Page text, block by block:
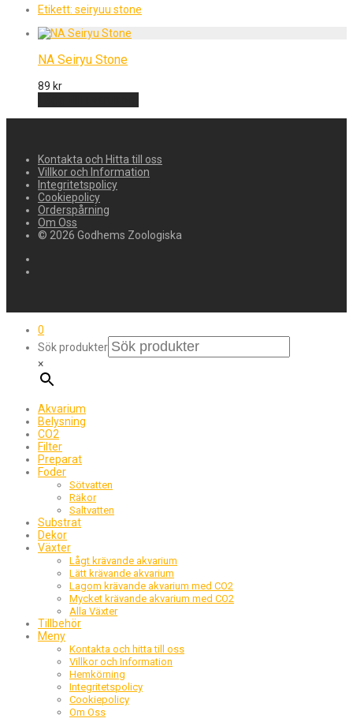
Etikett: seiryuu stone
NA Seiryu Stone
89 kr
Kontakta och Hitta till oss
Villkor och Information
Integritetspolicy
Cookiepolicy
Orderspårning
Om Oss
© 2026 Godhems Zoologiska
0
Sök produkter
×
Akvarium
Belysning
CO2
Filter
Preparat
Foder
Sötvatten
Räkor
Saltvatten
Substrat
Dekor
Växter
Lågt krävande akvarium
Lätt krävande akvarium
Lagom krävande akvarium med CO2
Mycket krävande akvarium med CO2
Alla Växter
Tillbehör
Meny
Kontakta och hitta till oss
Villkor och Information
Hemkörning
Integritetspolicy
Cookiepolicy
Om Oss